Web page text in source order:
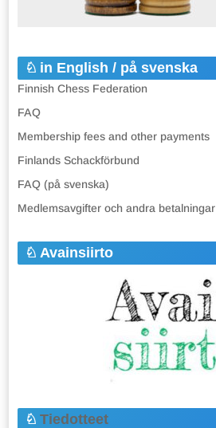
in English / på svenska
Finnish Chess Federation
FAQ
Membership fees and other payments
Finlands Schackförbund
FAQ (på svenska)
Medlemsavgifter och andra betalningar
Avainsiirto
Tiedotteet